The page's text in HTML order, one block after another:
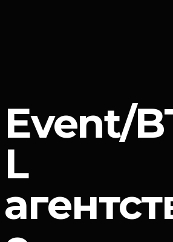
Event/
L